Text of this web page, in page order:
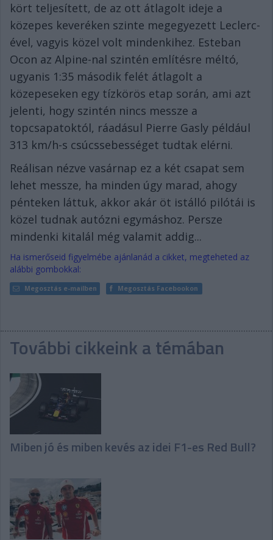
kört teljesített, de az ott átlagolt ideje a
közepes keveréken szinte megegyezett Leclerc-
ével, vagyis közel volt mindenkihez. Esteban
Ocon az Alpine-nal szintén említésre méltó,
ugyanis 1:35 második felét átlagolt a
közepeseken egy tízkörös etap során, ami azt
jelenti, hogy szintén nincs messze a
topcsapatoktól, ráadásul Pierre Gasly például
313 km/h-s csúcssebességet tudtak elérni.
Reálisan nézve vasárnap ez a két csapat sem
lehet messze, ha minden úgy marad, ahogy
pénteken láttuk, akkor akár öt istálló pilótái is
közel tudnak autózni egymáshoz. Persze
mindenki kitalál még valamit addig...
Ha ismerőseid figyelmébe ajánlanád a cikket, megteheted az
alábbi gombokkal:
Megosztás e-mailben Megosztás Facebookon
További cikkeink a témában
Miben jó és miben kevés az idei F1-es Red Bull?